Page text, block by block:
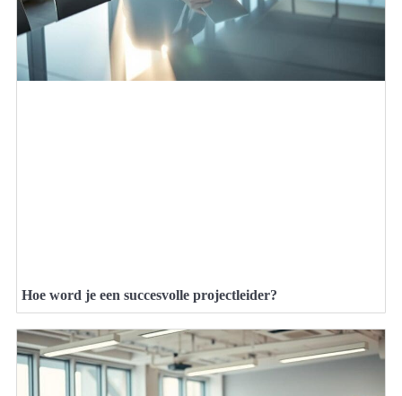
Hoe word je een succesvolle projectleider?